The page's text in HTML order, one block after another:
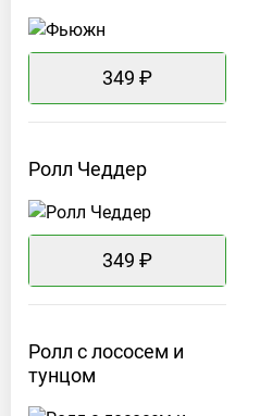
349 ₽
Ролл Чеддер
349 ₽
Ролл с лососем и
тунцом